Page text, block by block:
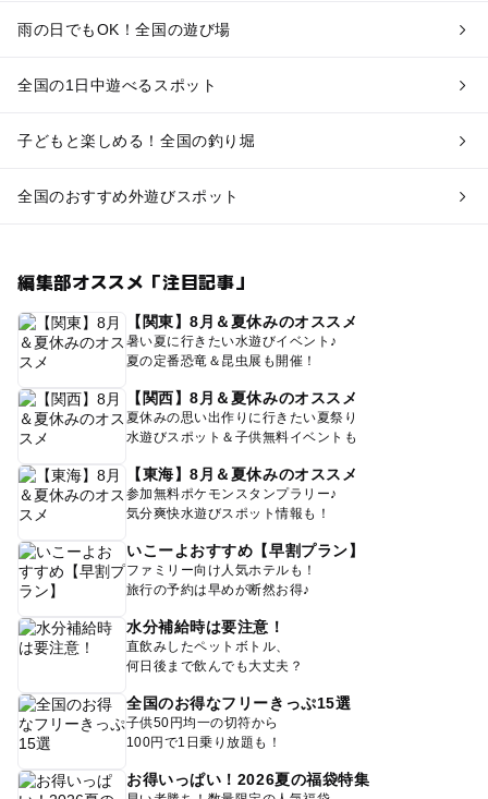
雨の日でもOK！全国の遊び場
全国の1日中遊べるスポット
子どもと楽しめる！全国の釣り堀
全国のおすすめ外遊びスポット
編集部オススメ「注目記事」
【関東】8月＆夏休みのオススメ
暑い夏に行きたい水遊びイベント♪
夏の定番恐竜＆昆虫展も開催！
【関西】8月＆夏休みのオススメ
夏休みの思い出作りに行きたい夏祭り
水遊びスポット＆子供無料イベントも
【東海】8月＆夏休みのオススメ
参加無料ポケモンスタンプラリー♪
気分爽快水遊びスポット情報も！
いこーよおすすめ【早割プラン】
ファミリー向け人気ホテルも！
旅行の予約は早めが断然お得♪
水分補給時は要注意！
直飲みしたペットボトル、
何日後まで飲んでも大丈夫？
全国のお得なフリーきっぷ15選
子供50円均一の切符から
100円で1日乗り放題も！
お得いっぱい！2026夏の福袋特集